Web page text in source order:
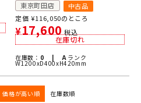
東京町田店
中古品
定価 ¥116,050のところ
¥17,600 税込
在庫切れ
在庫数： 0 | Aランク
W1200xD400xH420mm
価格が高い順 在庫数順